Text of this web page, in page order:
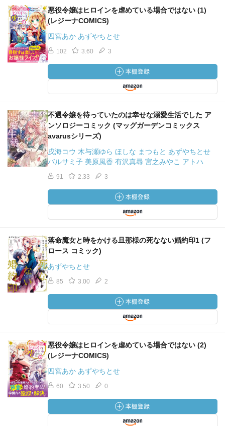
悪役令嬢はヒロインを虐めている場合ではない (1)
(レジーナCOMICS)
四宮あか あずやちとせ
102 3.60 3
不遇令嬢を待っていたのは幸せな溺愛生活でした ア
ンソロジーコミック (マッグガーデンコミックス
avarusシリーズ)
戌海コウ 木与瀬ゆら ほしな まつもと あずやちとせ
バルサミ子 美原風香 有沢真尋 宮之みやこ アトハ
91 2.33 3
落命魔女と時をかける旦那様の死なない婚約印1 (フ
ロース コミック)
あずやちとせ
85 3.00 2
悪役令嬢はヒロインを虐めている場合ではない (2)
(レジーナCOMICS)
四宮あか あずやちとせ
60 3.50 0